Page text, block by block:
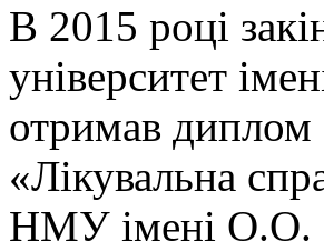
В 2015 році
отримав диплом
«Лікувальна
НМУ імені О.О.